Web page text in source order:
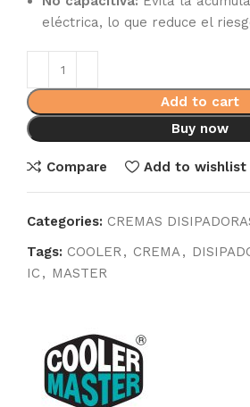
eléctrica, lo que reduce el
Add to cart
Buy now
Compare Add to wishlist
Categories: CREMAS
Tags: COOLER, CREMA,
IC , MASTER